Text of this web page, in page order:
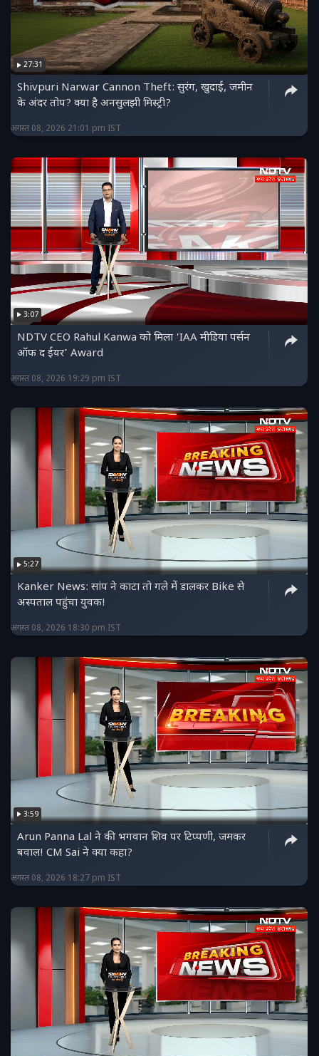
27:31
Shivpuri Narwar Cannon Theft: सुरंग, खुदाई, जमीन
के अंदर तोप? क्या है अनसुलझी मिस्ट्री?
अगस्त 08, 2026 21:01 pm IST
3:07
NDTV CEO Rahul Kanwa को मिला 'IAA मीडिया पर्सन
ऑफ द ईयर' Award
अगस्त 08, 2026 19:29 pm IST
5:27
Kanker News: सांप ने काटा तो गले में डालकर Bike से
अस्पताल पहुंचा युवक!
अगस्त 08, 2026 18:30 pm IST
3:59
Arun Panna Lal ने की भगवान शिव पर टिप्पणी, जमकर
बवाल! CM Sai ने क्या कहा?
अगस्त 08, 2026 18:27 pm IST